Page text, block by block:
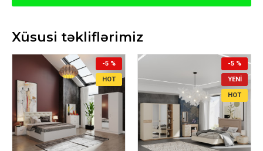
Xüsusi təkliflərimiz
HOT
-5 %
YENI
HOT
-5 %